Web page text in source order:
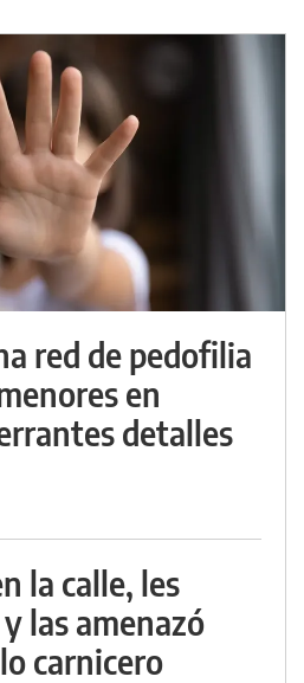
red de pedofilia
en
detalles
la calle, les
las amenazó
carnicero